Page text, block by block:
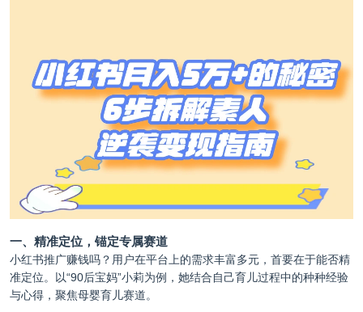
一、精准定位，锚定专属赛道
小红书推广赚钱吗？用户在平台上的需求丰富多元，首要在于能否精
准定位。以“90后宝妈”小莉为例，她结合自己育儿过程中的种种经验
与心得，聚焦母婴育儿赛道。